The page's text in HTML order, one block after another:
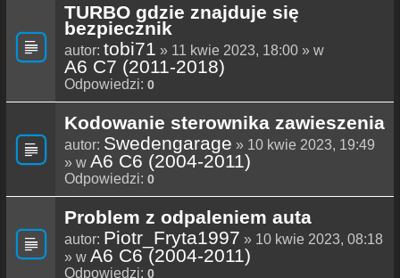
TURBO gdzie znajduje się
bezpiecznik
autor: tobi71 » 11 kwie 2023, 18:00 » w
A6 C7 (2011-2018)
Odpowiedzi: 0
Kodowanie sterownika zawieszenia
autor: Swedengarage » 10 kwie 2023, 19:49
» w A6 C6 (2004-2011)
Odpowiedzi: 0
Problem z odpaleniem auta
autor: Piotr_Fryta1997 » 10 kwie 2023, 08:18
» w A6 C6 (2004-2011)
Odpowiedzi: 0